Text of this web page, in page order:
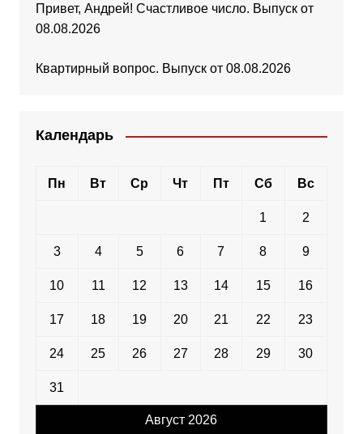
Привет, Андрей! Счастливое число. Выпуск от
08.08.2026
Квартирный вопрос. Выпуск от 08.08.2026
Календарь
Август 2026
Пн Вт Ср Чт Пт Сб Вс
1 2
3 4 5 6 7 8 9
10 11 12 13 14 15 16
17 18 19 20 21 22 23
24 25 26 27 28 29 30
31